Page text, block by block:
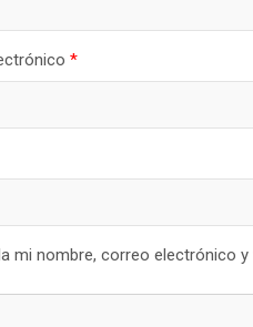
*
mi nombre, correo electrónico